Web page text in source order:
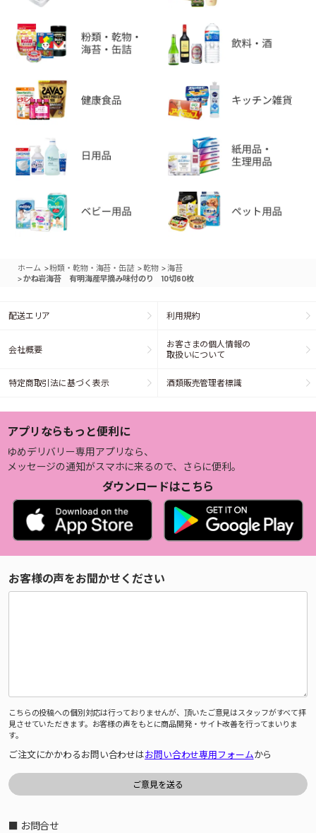
ホーム >粉類・乾物・海苔・缶詰 >乾物 >海苔
>かね岩海苔 有明海産早摘み味付のり 10切60枚
配送エリア 利用規約
会社概要
お客さまの個人情報の
取扱いについて
特定商取引法に基づく表示 酒類販売管理者標識
アプリならもっと便利に
ゆめデリバリー専用アプリなら、
メッセージの通知がスマホに来るので、さらに便利。
ダウンロードはこちら
お客様の声をお聞かせください
こちらの投稿への個別対応は行っておりませんが、頂いたご意見はスタッフがすべて拝
見させていただきます。お客様の声をもとに商品開発・サイト改善を行ってまいりま
す。
ご注文にかかわるお問い合わせはお問い合わせ専用フォームから
■ お問合せ